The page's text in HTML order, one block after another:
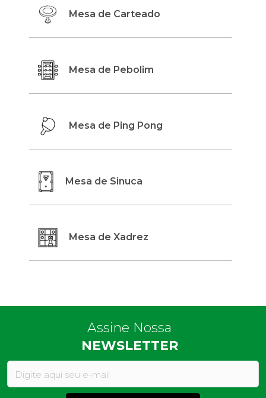
Mesa de Carteado
Mesa de Pebolim
Mesa de Ping Pong
Mesa de Sinuca
Mesa de Xadrez
Assine Nossa
NEWSLETTER